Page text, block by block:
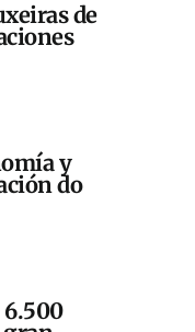
de
y
do
6.500